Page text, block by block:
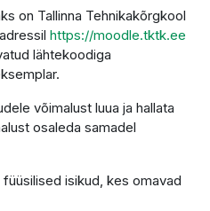
on Tallinna Tehnikakõrgkool
https://moodle.tktk.ee
lähtekoodiga
võimalust luua ja hallata
osaleda samadel
isikud, kes omavad